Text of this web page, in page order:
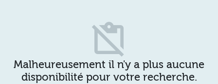
content_paste_off
Malheureusement il n'y a plus aucune
disponibilité pour votre recherche.